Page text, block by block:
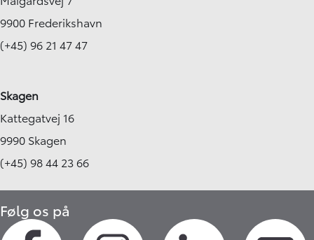
9900 Frederikshavn
(+45) 96 21 47 47
Skagen
Kattegatvej 16
9990 Skagen
(+45) 98 44 23 66
Følg os på